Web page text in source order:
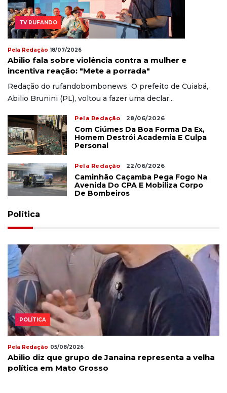
TV RUFANDO
Pela Redação 18/07/2026
Abilio fala sobre violência contra a mulher e
incentiva reação: "Mete a porrada"
Redação do rufandobombonews O prefeito de Cuiabá,
Abilio Brunini (PL), voltou a fazer uma declar...
Pela Redação 28/06/2026
Com Ciúmes Da Boa Forma Da Ex,
Homem Destrói Academia E Culpa
Personal
Pela Redação 22/06/2026
Caminhão Caçamba Pega Fogo Na
Avenida Do CPA E Mobiliza Corpo
De Bombeiros
Política
POLÍTICA
Pela Redação 05/08/2026
Abilio diz que grupo de Janaina representa a velha
política em Mato Grosso